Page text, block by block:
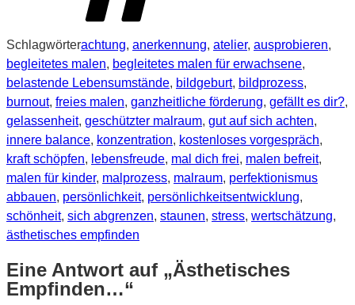
Schlagwörterachtung, anerkennung, atelier, ausprobieren,
begleitetes malen, begleitetes malen für erwachsene,
belastende Lebensumstände, bildgeburt, bildprozess,
burnout, freies malen, ganzheitliche förderung, gefällt es dir?,
gelassenheit, geschützter malraum, gut auf sich achten,
innere balance, konzentration, kostenloses vorgespräch,
kraft schöpfen, lebensfreude, mal dich frei, malen befreit,
malen für kinder, malprozess, malraum, perfektionismus
abbauen, persönlichkeit, persönlichkeitsentwicklung,
schönheit, sich abgrenzen, staunen, stress, wertschätzung,
ästhetisches empfinden
Eine Antwort auf „Ästhetisches
Empfinden…“